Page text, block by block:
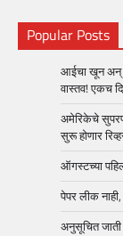
Popular Posts
आईचा खून अन्
वास्तव! एकच
अमेरिकेचे
सुरू होणार
ऑगस्टच्या
पेपर लीक
अनुसूचित जाती